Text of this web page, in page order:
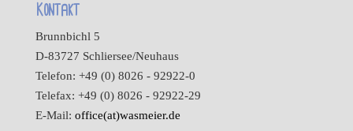
Kontakt
Brunnbichl 5
D-83727 Schliersee/Neuhaus
Telefon: +49 (0) 8026 - 92922-0
Telefax: +49 (0) 8026 - 92922-29
E-Mail: office(at)wasmeier.de